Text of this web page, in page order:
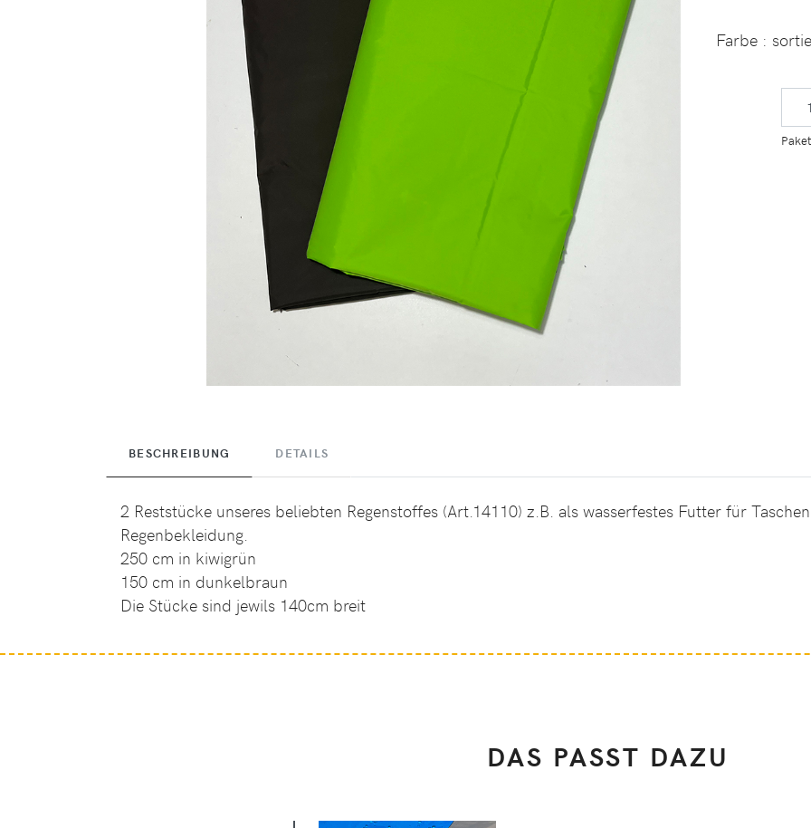
Farbe :
Paket
BESCHREIBUNG DETAILS
2 Reststücke unseres beliebten Regenstoffes (Art.14110) z.B. als wasserfestes Futter für
Regenbekleidung.
250 cm in kiwigrün
150 cm in dunkelbraun
Die Stücke sind jewils 140cm breit
DAS PASST DAZU